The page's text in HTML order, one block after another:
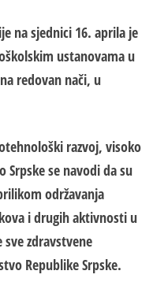
na sjednici 16. aprila je
ustanovama u
redovan nači, u
razvoj, visoko
se navodi da su
održavanja
i drugih aktivnosti u
zdravstvene
Republike Srpske.